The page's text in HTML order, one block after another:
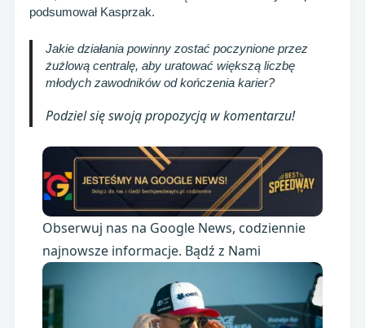
podsumował Kasprzak.
Jakie działania powinny zostać poczynione przez
żużlową centralę, aby uratować większą liczbę
młodych zawodników od kończenia karier?
Podziel się swoją propozycją w komentarzu!
Obserwuj nas na Google News, codziennie
najnowsze informacje. Bądź z Nami